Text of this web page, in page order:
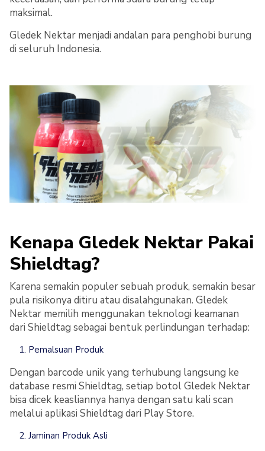
maksimal.
Gledek Nektar menjadi andalan para penghobi burung
di seluruh Indonesia.
Kenapa Gledek Nektar Pakai
Shieldtag?
Karena semakin populer sebuah produk, semakin besar
pula risikonya ditiru atau disalahgunakan. Gledek
Nektar memilih menggunakan teknologi keamanan
dari Shieldtag sebagai bentuk perlindungan terhadap:
Pemalsuan Produk
Dengan barcode unik yang terhubung langsung ke
database resmi Shieldtag, setiap botol Gledek Nektar
bisa dicek keasliannya hanya dengan satu kali scan
melalui aplikasi Shieldtag dari Play Store.
Jaminan Produk Asli